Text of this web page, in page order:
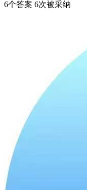
6个答案 6次被采纳